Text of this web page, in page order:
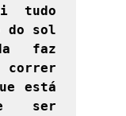
tudo
do sol
faz
está
ser